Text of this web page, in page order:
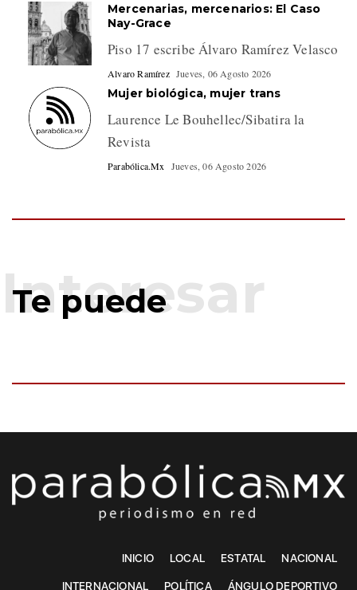
Mercenarias, mercenarios: El Caso
Nay-Grace
Piso 17 escribe Álvaro Ramírez Velasco
Alvaro Ramírez Jueves, 06 Agosto 2026
Mujer biológica, mujer trans
Laurence Le Bouhellec/Sibatira la
Revista
Parabólica.Mx Jueves, 06 Agosto 2026
Te puede
INICIO LOCAL ESTATAL NACIONAL
INTERNACIONAL POLÍTICA ÁNGULO DEPORTIVO